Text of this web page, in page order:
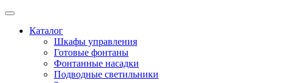
Каталог
Шкафы управления
Готовые фонтаны
Фонтанные насадки
Подводные светильники